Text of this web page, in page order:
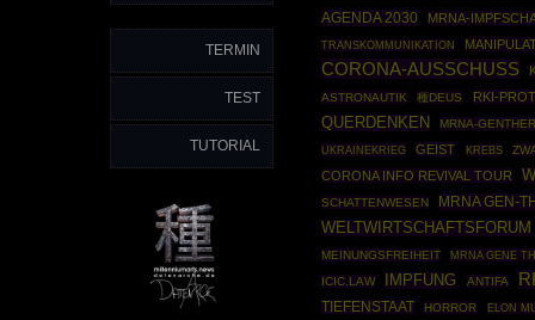
TERMIN
TEST
TUTORIAL
AGENDA 2030 MRNA-
TRANSKOMMUNIKATION
CORONA-AUSSCHUSS
ASTRONAUTIK 種DEUS RKI-
QUERDENKEN
MRNA-
UKRAINEKRIEG
GEIST KREBS
CORONA INFO REVIVAL TOUR
SCHATTENWESEN
MRNA GEN-
WELTWIRTSCHAFTSFORUM
MEINUNGSFREIHEIT
MRNA GENE
ICIC.LAW
IMPFUNG ANTIFA
TIEFENSTAAT HORROR ELON